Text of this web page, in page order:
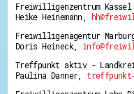
Freiwilligenzentrum Kassel
Heike Heinemann,
Freiwilligenagentur
Doris Heineck,
Treffpunkt aktiv -
Paulina Danner,